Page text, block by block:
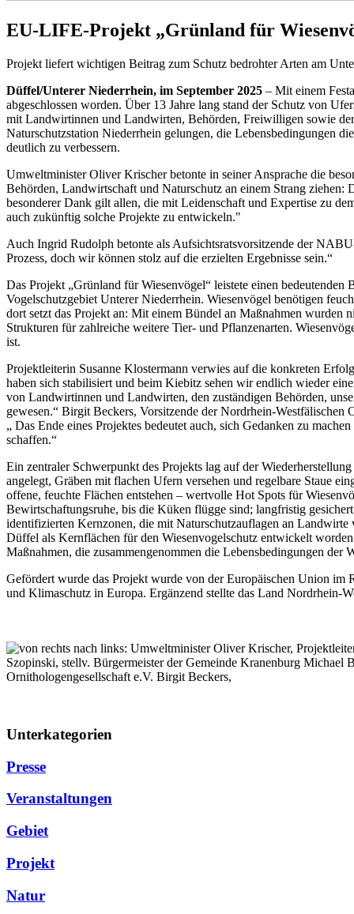
EU-LIFE-Projekt „Grünland für
Projekt liefert wichtigen Beitrag zum Schutz bedrohter Arten am
Düffel/Unterer Niederrhein, im September 2025 – Mit einem
abgeschlossen worden. Über 13 Jahre lang stand der Schutz von
mit Landwirtinnen und Landwirten, Behörden, Freiwilligen sowie
Naturschutzstation Niederrhein gelungen, die Lebensbedingungen
deutlich zu verbessern.
Umweltminister Oliver Krischer betonte in seiner Ansprache die
Behörden, Landwirtschaft und Naturschutz an einem Strang
besonderer Dank gilt allen, die mit Leidenschaft und Expertise zu
auch zukünftig solche Projekte zu entwickeln."
Auch Ingrid Rudolph betonte als Aufsichtsratsvorsitzende der
Prozess, doch wir können stolz auf die erzielten Ergebnisse sein.“
Das Projekt „Grünland für Wiesenvögel“ leistete einen
Vogelschutzgebiet Unterer Niederrhein. Wiesenvögel benötigen
dort setzt das Projekt an: Mit einem Bündel an Maßnahmen wurden
Strukturen für zahlreiche weitere Tier- und Pflanzenarten.
ist.
Projektleiterin Susanne Klostermann verwies auf die konkreten
haben sich stabilisiert und beim Kiebitz sehen wir endlich wieder
von Landwirtinnen und Landwirten, den zuständigen Behörden,
gewesen.“ Birgit Beckers, Vorsitzende der Nordrhein-
„ Das Ende eines Projektes bedeutet auch, sich Gedanken zu
schaffen.“
Ein zentraler Schwerpunkt des Projekts lag auf der
angelegt, Gräben mit flachen Ufern versehen und regelbare Staue
offene, feuchte Flächen entstehen – wertvolle Hot Spots für
Bewirtschaftungsruhe, bis die Küken flügge sind; langfristig
identifizierten Kernzonen, die mit Naturschutzauflagen an
Düffel als Kernflächen für den Wiesenvogelschutz entwickelt
Maßnahmen, die zusammengenommen die Lebensbedingungen der
Gefördert wurde das Projekt wurde von der Europäischen Union im
und Klimaschutz in Europa. Ergänzend stellte das Land Nordrhein-
Unterkategorien
Presse
Veranstaltungen
Gebiet
Projekt
Natur